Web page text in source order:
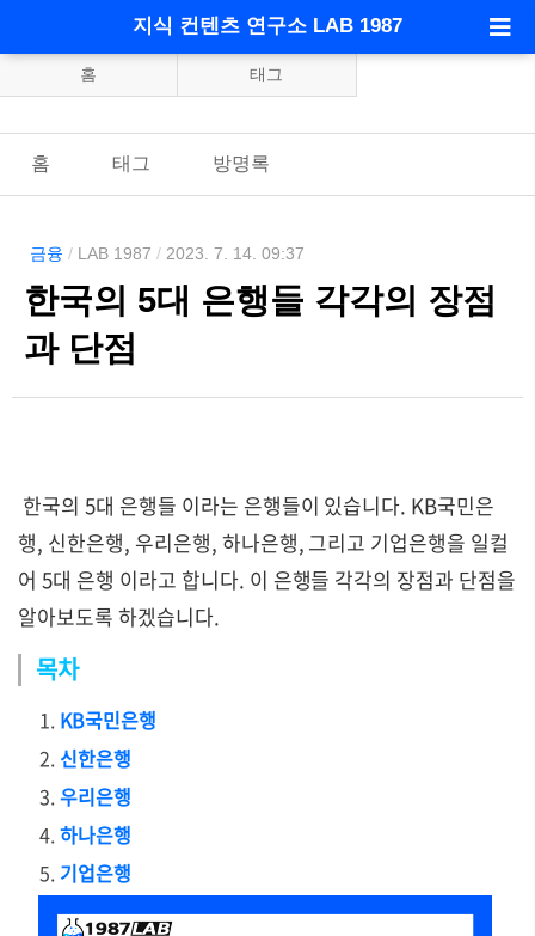
지식 컨텐츠 연구소 LAB 1987
홈 태그
홈 태그 방명록
금융 / LAB 1987 / 2023. 7. 14. 09:37
한국의 5대 은행들 각각의 장점
과 단점
한국의 5대 은행들 이라는 은행들이 있습니다. KB국민은
행, 신한은행, 우리은행, 하나은행, 그리고 기업은행을 일컬
어 5대 은행 이라고 합니다. 이 은행들 각각의 장점과 단점을
알아보도록 하겠습니다.
목차
KB국민은행
신한은행
우리은행
하나은행
기업은행